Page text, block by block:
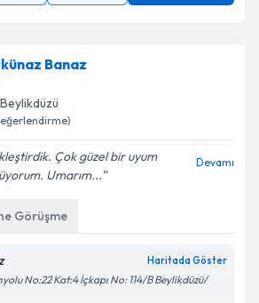
Banaz
Çok güzel bir uyum
Umarım...
Devamı
Görüşme
Haritada Göster
No:22 Kat:4 İçkapı No: 114/B Beylikdüzü/